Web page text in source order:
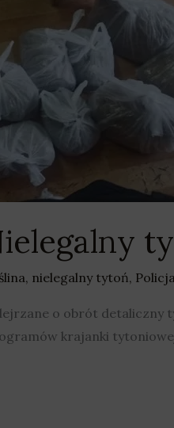
, nielegalny tytoń,
o obrót detaliczny
krajanki